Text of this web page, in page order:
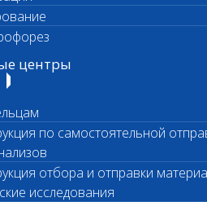
центры
по самостоятельной
отбора и отправки
исследования
срочных